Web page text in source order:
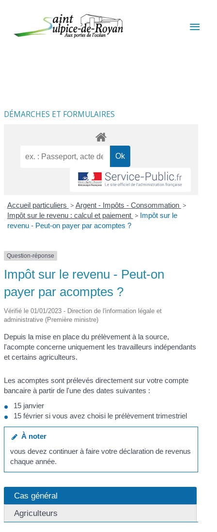
DÉMARCHES ET FORMULAIRES
Accueil particuliers > Argent - Impôts - Consommation >
Impôt sur le revenu : calcul et paiement > Impôt sur le
revenu - Peut-on payer par acomptes ?
Question-réponse
Impôt sur le revenu - Peut-on
payer par acomptes ?
Vérifié le 01/01/2023 - Direction de l'information légale et
administrative (Première ministre)
Depuis la mise en place du prélèvement à la source,
l'acompte concerne uniquement les travailleurs indépendants
et certains agriculteurs.
Les acomptes sont prélevés directement sur votre compte
bancaire à partir de l'une des dates suivantes :
15 janvier
15 février si vous avez choisi le prélèvement trimestriel
À noter
vous devez continuer à faire votre déclaration de revenus
chaque année.
Cas général
Agriculteurs